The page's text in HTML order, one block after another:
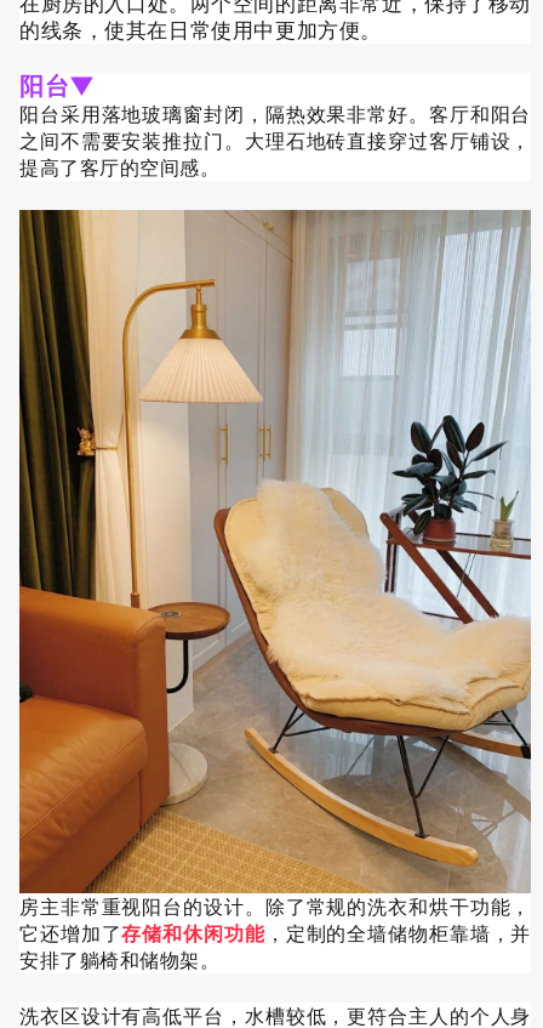
的线条，使其在日常使用中更加方便。
阳台▼
阳台采用落地玻璃窗封闭，隔热效果非常好。客厅和阳台
之间不需要安装推拉门。大理石地砖直接穿过客厅铺设，
提高了客厅的空间感。
房主非常重视阳台的设计。除了常规的洗衣和烘干功能，
它还增加了存储和休闲功能，定制的全墙储物柜靠墙，并
安排了躺椅和储物架。
洗衣区设计有高低平台，水槽较低，更符合主人的个人身